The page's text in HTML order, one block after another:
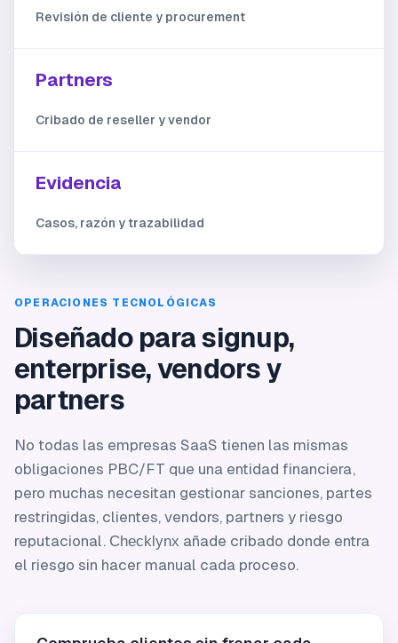
Revisión de cliente y procurement
Partners
Cribado de reseller y vendor
Evidencia
Casos, razón y trazabilidad
OPERACIONES TECNOLÓGICAS
Diseñado para signup,
enterprise, vendors y
partners
No todas las empresas SaaS tienen las mismas
obligaciones PBC/FT que una entidad financiera,
pero muchas necesitan gestionar sanciones, partes
restringidas, clientes, vendors, partners y riesgo
reputacional. Checklynx añade cribado donde entra
el riesgo sin hacer manual cada proceso.